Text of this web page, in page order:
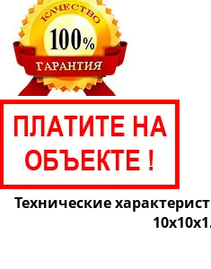
Технические